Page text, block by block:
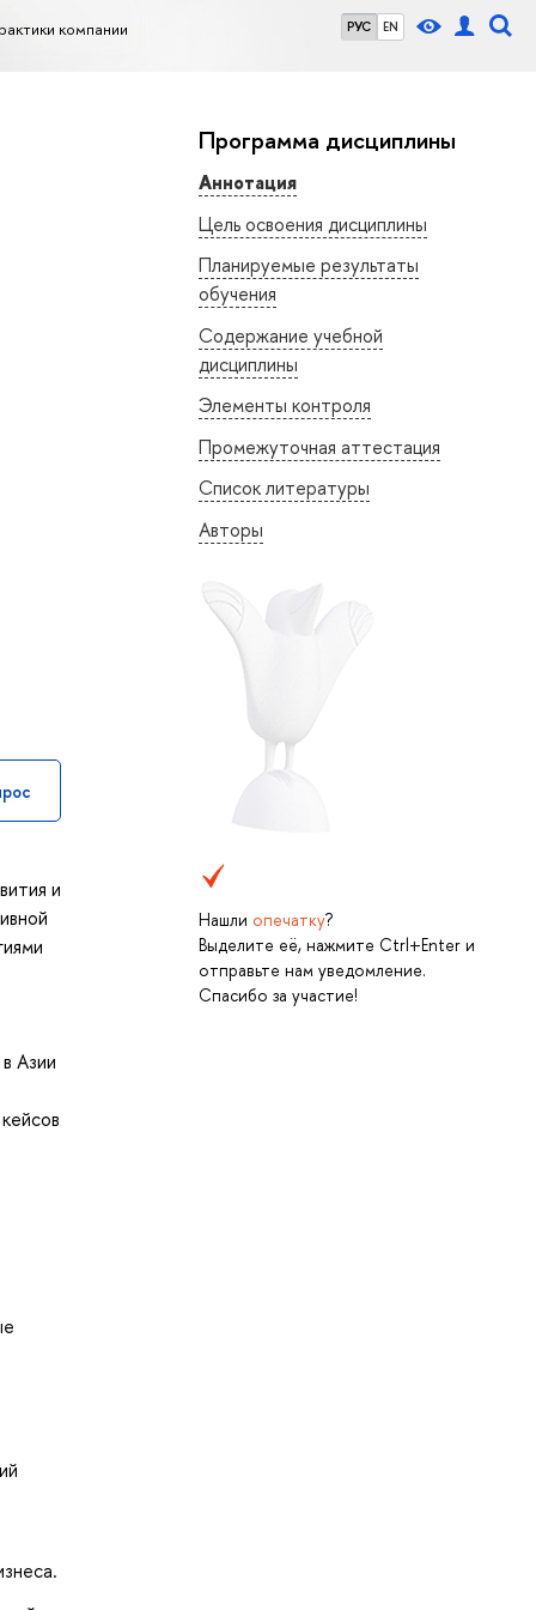
РУС EN
компании
Программа дисциплины
Аннотация
Цель освоения дисциплины
Планируемые результаты
обучения
Содержание учебной
дисциплины
Элементы контроля
Промежуточная аттестация
Список литературы
Авторы
Нашли опечатку?
Выделите её, нажмите Ctrl+Enter и
отправьте нам уведомление.
Спасибо за участие!
и
Азии